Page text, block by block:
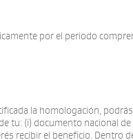
por el periodo
la homologación,
tu: (i) documento nacional
recibir el beneficio. Dentro